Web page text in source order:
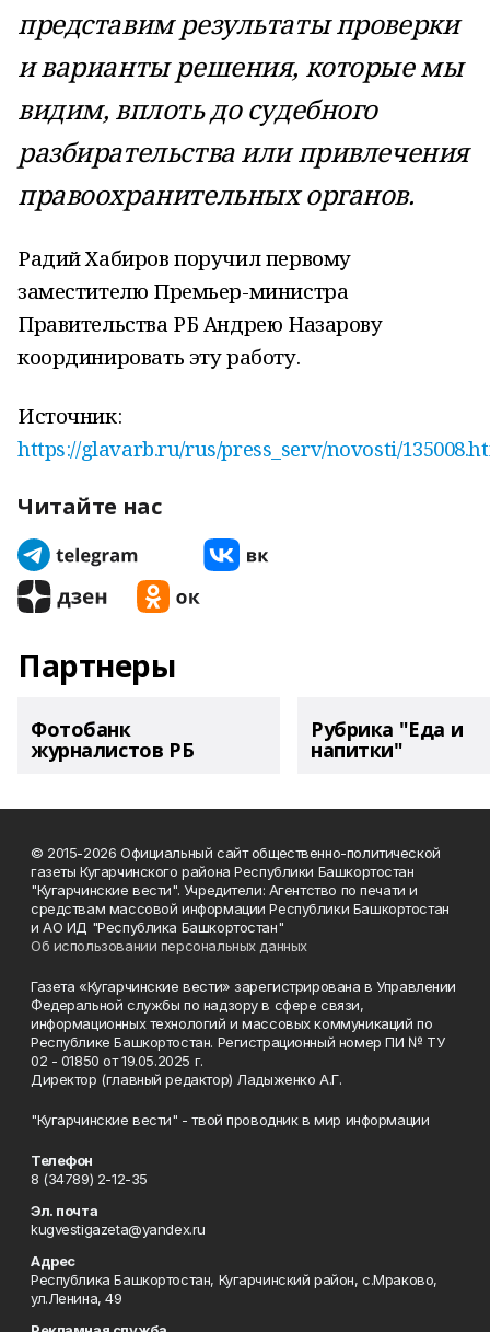
представим результаты проверки
и варианты решения, которые мы
видим, вплоть до судебного
разбирательства или привлечения
правоохранительных органов.
Радий Хабиров поручил первому
заместителю Премьер-министра
Правительства РБ Андрею Назарову
координировать эту работу.
Источник:
https://glavarb.ru/rus/press_serv/novosti/
Читайте нас
Партнеры
Фотобанк
журналистов РБ
Рубрика "Еда и
напитки"
© 2015-2026 Официальный сайт общественно-политической
газеты Кугарчинского района Республики Башкортостан
"Кугарчинские вести". Учредители: Агентство по печати и
средствам массовой информации Республики Башкортостан
и АО ИД "Республика Башкортостан"
Об использовании персональных данных
Газета «Кугарчинские вести» зарегистрирована в Управлении
Федеральной службы по надзору в сфере связи,
информационных технологий и массовых коммуникаций по
Республике Башкортостан. Регистрационный номер ПИ № ТУ
02 - 01850 от 19.05.2025 г.
Директор (главный редактор) Ладыженко А.Г.
"Кугарчинские вести" - твой проводник в мир информации
Телефон
8 (34789) 2-12-35
Эл. почта
kugvestigazeta@yandex.ru
Адрес
Республика Башкортостан, Кугарчинский район, с.Мраково,
ул.Ленина, 49